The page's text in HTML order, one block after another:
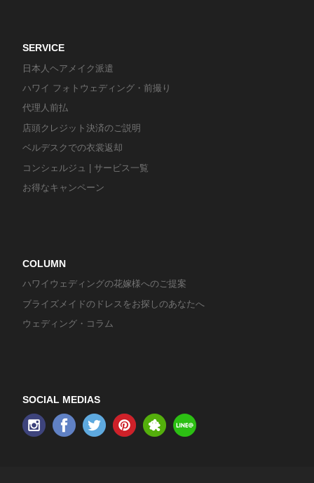
SERVICE
日本人ヘアメイク派遣
ハワイ フォトウェディング・前撮り
代理人前払
店頭クレジット決済のご説明
ベルデスクでの衣裳返却
コンシェルジュ | サービス一覧
お得なキャンペーン
COLUMN
ハワイウェディングの花嫁様へのご提案
ブライズメイドのドレスをお探しのあなたへ
ウェディング・コラム
SOCIAL MEDIAS